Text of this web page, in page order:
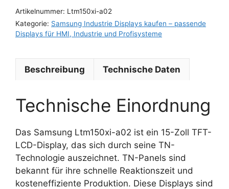
Artikelnummer: Ltm150xi-a02
Kategorie: Samsung Industrie Displays kaufen – passende
Displays für HMI, Industrie und Profisysteme
Beschreibung Technische Daten
Technische Einordnung
Das Samsung Ltm150xi-a02 ist ein 15-Zoll TFT-
LCD-Display, das sich durch seine TN-
Technologie auszeichnet. TN-Panels sind
bekannt für ihre schnelle Reaktionszeit und
kosteneffiziente Produktion. Diese Displays sind